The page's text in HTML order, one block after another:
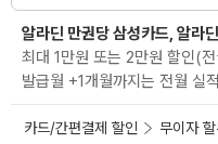
알라딘 만권당 삼성카드, 알라
최대 1만원 또는 2만원 할인(
발급월 +1개월까지는 전월 실
카드/간편결제 할인 무이자